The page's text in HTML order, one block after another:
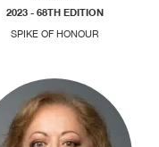
2023 - 68TH EDITION
SPIKE OF HONOUR